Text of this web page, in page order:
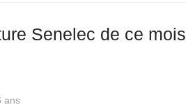
Senelec de ce mois
ans